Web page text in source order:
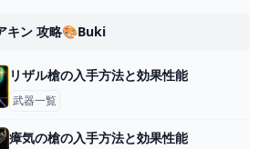
キン 攻略🎨buki
リザル槍の入手方法と効果性能
武器一覧
瘴気の槍の入手方法と効果性能